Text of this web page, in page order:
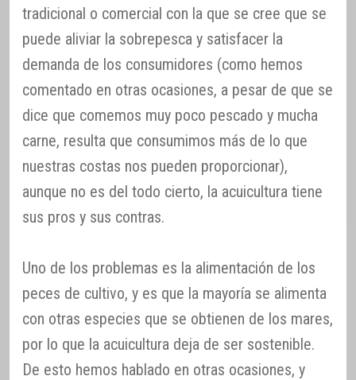
tradicional o comercial con la que se cree que se
puede aliviar la sobrepesca y satisfacer la
demanda de los consumidores (como hemos
comentado en otras ocasiones, a pesar de que se
dice que comemos muy poco pescado y mucha
carne, resulta que consumimos más de lo que
nuestras costas nos pueden proporcionar),
aunque no es del todo cierto, la acuicultura tiene
sus pros y sus contras.
Uno de los problemas es la alimentación de los
peces de cultivo, y es que la mayoría se alimenta
con otras especies que se obtienen de los mares,
por lo que la acuicultura deja de ser sostenible.
De esto hemos hablado en otras ocasiones, y